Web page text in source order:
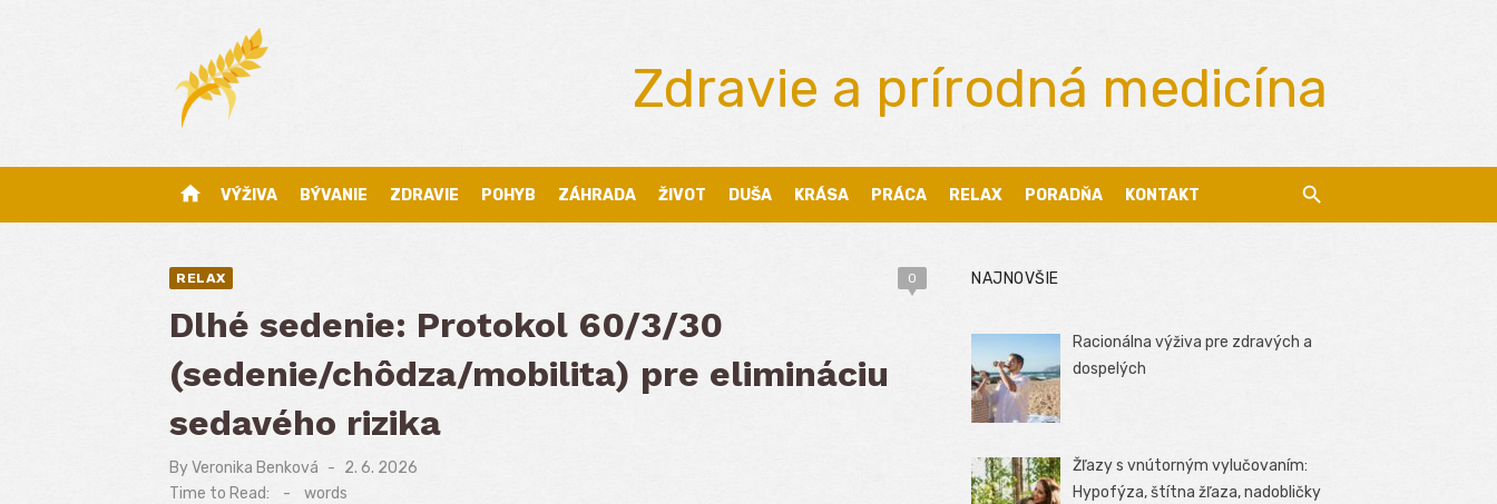
Zdravie a prírodná medicína
home VÝŽIVA BÝVANIE ZDRAVIE POHYB ZÁHRADA ŽIVOT DUŠA KRÁSA PRÁCA RELAX PORADŇA KONTAKT
RELAX 0
Dlhé sedenie: Protokol 60/3/30
(sedenie/chôdza/mobilita) pre elimináciu
sedavého rizika
ByVeronika Benková
Posted
on
2. 6. 2026
Time to Read:
- words
NAJNOVŠIE
Racionálna výživa pre zdravých a
dospelých
Žľazy s vnútorným vylučovaním:
Hypofýza, štítna žľaza, nadobličky